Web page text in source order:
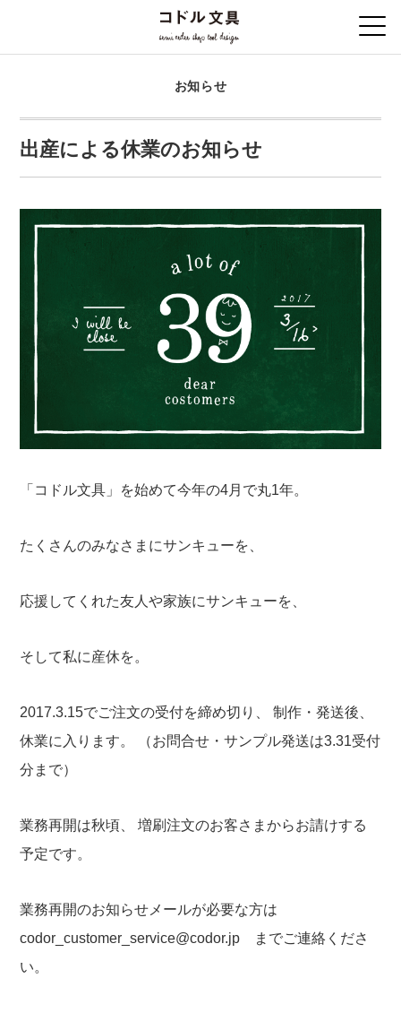
お知らせ
出産による休業のお知らせ
「コドル文具」を始めて今年の4月で丸1年。
たくさんのみなさまにサンキューを、
応援してくれた友人や家族にサンキューを、
そして私に産休を。
2017.3.15でご注文の受付を締め切り、
制作・発送後、
休業に入ります。
（お問合せ・サンプル発送は3.31受付
分まで）
業務再開は秋頃、
増刷注文のお客さまからお請けする
予定です。
業務再開のお知らせメールが必要な方は
codor_customer_service@codor.jp までご連絡くださ
い。